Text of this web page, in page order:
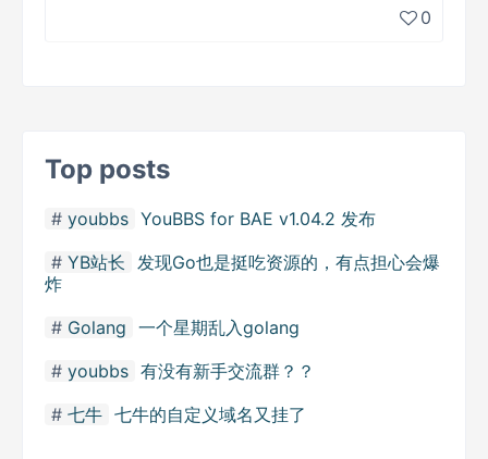
0
Top posts
youbbs YouBBS for BAE v1.04.2 发布
YB站长 发现Go也是挺吃资源的，有点担心会爆
炸
Golang 一个星期乱入golang
youbbs 有没有新手交流群？？
七牛 七牛的自定义域名又挂了